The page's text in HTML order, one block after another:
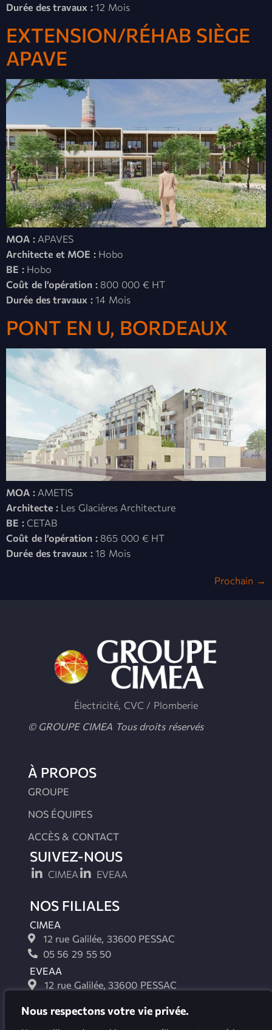
Nous respectons votre vie privée.
Durée des travaux :12 Mois
EXTENSION/RÉHAB SIÈGE
APAVE
MOA :APAVES
Architecte et MOE :Hobo
BE :Hobo
Coût de l’opération :800 000 € HT
Durée des travaux :14 Mois
PONT EN U, BORDEAUX
MOA :AMETIS
Architecte :Les Glacières Architecture
BE :CETAB
Coût de l’opération :865 000 € HT
Durée des travaux :18 Mois
Prochain →
Électricité, CVC / Plomberie
© GROUPE CIMEA Tous droits réservés
À PROPOS
GROUPE
NOS ÉQUIPES
ACCÈS & CONTACT
SUIVEZ-NOUS
CIMEA EVEAA
NOS FILIALES
CIMEA
12 rue Galilée, 33600 PESSAC
05 56 29 55 50
EVEAA
12 rue Galilée, 33600 PESSAC
CIMEA Bassin d'Arcachon